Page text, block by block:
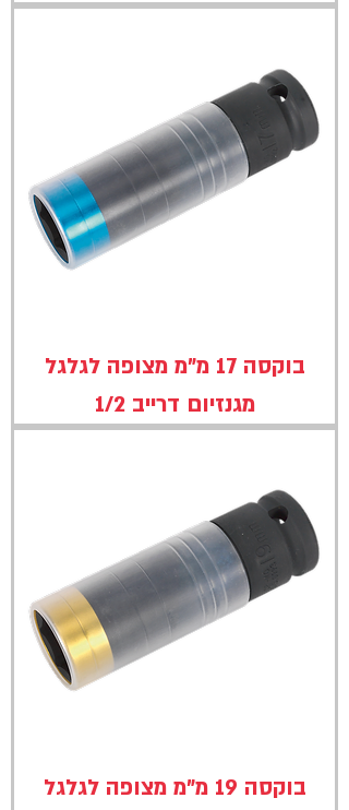
בוקסה 17 מ"מ מצופה לגלגל
מגנזיום דרייב 1/2
בוקסה 19 מ"מ מצופה לגלגל